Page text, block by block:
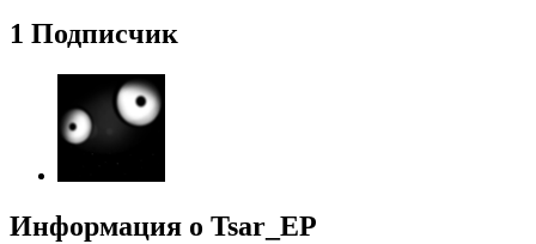
1 Подписчик
Информация о Tsar_EP